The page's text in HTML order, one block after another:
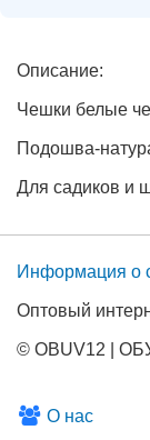
Описание:
Чешки белые
Подошва-
Для садиков и
Информация о
Оптовый
© OBUV12 |
О нас